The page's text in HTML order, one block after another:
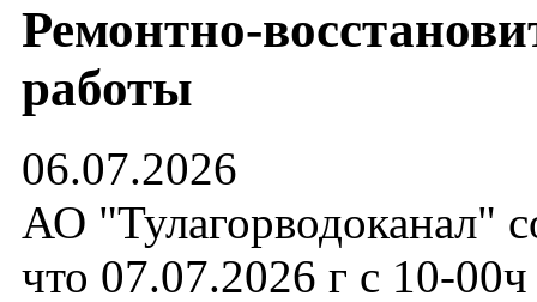
Ремонтно-
работы
06.07.2026
АО "Тулагорводоканал"
что 07.07.2026 г с 10-